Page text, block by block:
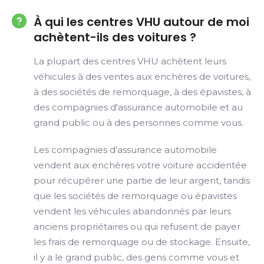
À qui les centres VHU autour de moi
achètent-ils des voitures ?
La plupart des centres VHU achètent leurs
véhicules à des ventes aux enchères de voitures,
à des sociétés de remorquage, à des épavistes, à
des compagnies d'assurance automobile et au
grand public ou à des personnes comme vous.
Les compagnies d'assurance automobile
vendent aux enchères votre voiture accidentée
pour récupérer une partie de leur argent, tandis
que les sociétés de remorquage ou épavistes
vendent les véhicules abandonnés par leurs
anciens propriétaires ou qui refusent de payer
les frais de remorquage ou de stockage. Ensuite,
il y a le grand public, des gens comme vous et